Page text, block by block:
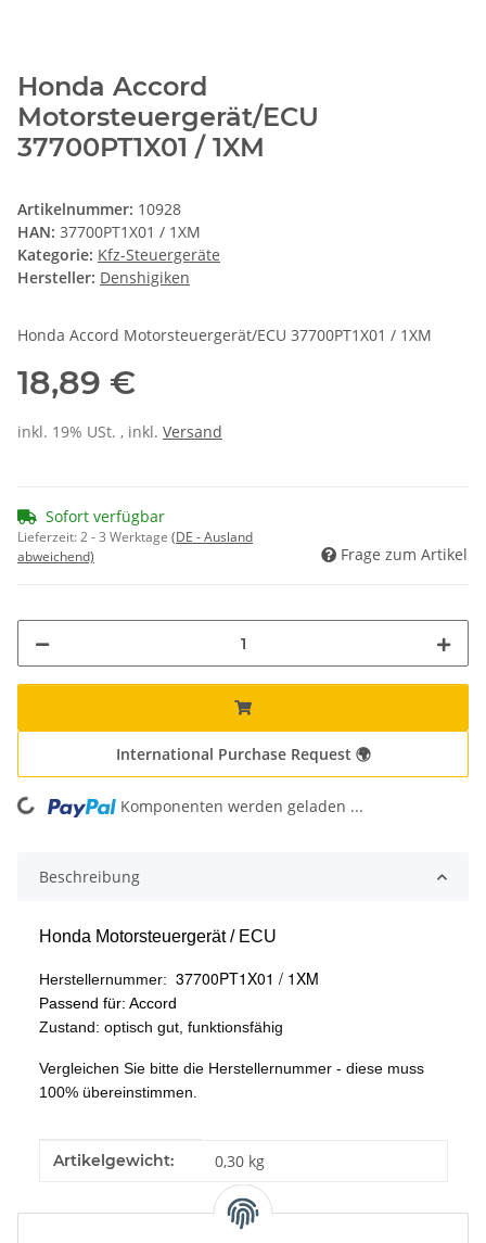
Honda Accord
Motorsteuergerät/ECU
37700PT1X01 / 1XM
Artikelnummer: 10928
HAN: 37700PT1X01 / 1XM
Kategorie: Kfz-Steuergeräte
Hersteller: Denshigiken
Honda Accord Motorsteuergerät/ECU 37700PT1X01 / 1XM
18,89 €
inkl. 19% USt. , inkl. Versand
Sofort verfügbar
Lieferzeit:2 - 3 Werktage (DE - Ausland
abweichend)
Frage zum Artikel
International Purchase Request 🌍
Loading... Komponenten werden geladen ...
Beschreibung
Honda Motorsteuergerät / ECU
Herstellernummer: 37700PT1X01 / 1XM
Passend für: Accord
Zustand: optisch gut, funktionsfähig
Vergleichen Sie bitte die Herstellernummer - diese muss
100% übereinstimmen.
Produkteigenschaft
Wert
Artikelgewicht: 0,30 kg